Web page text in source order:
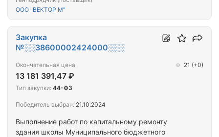
ООО "ВЕКТОР М"
Выполнение работ по капитальному ремонту
здания школы Муниципального бюджетного
Закупка
№░░38600002424000░░░
Окончательная цена
13 181 391,47 ₽
21 (+0)
Тип закупки: 44-ФЗ
Победитель выбран: 21.10.2024